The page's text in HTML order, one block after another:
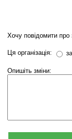
Хочу повідомити про
Ця організація:
Опишіть зміни: